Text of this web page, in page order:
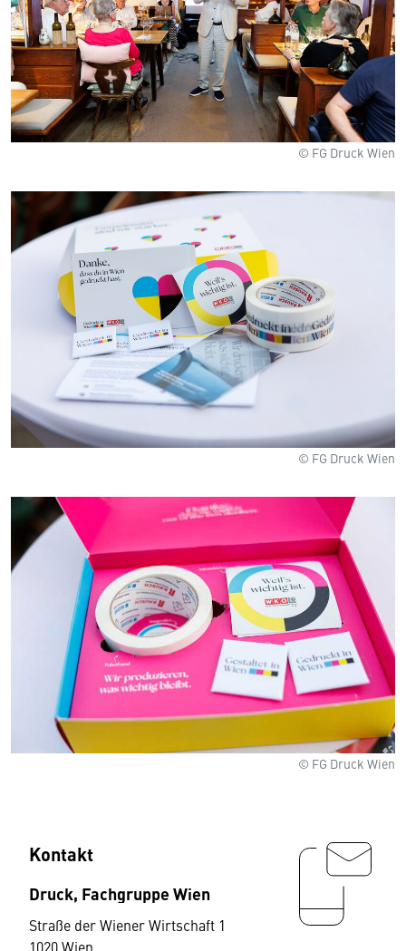
© FG Druck Wien
© FG Druck Wien
© FG Druck Wien
Kontakt
Druck, Fachgruppe Wien
Straße der Wiener Wirtschaft 1
1020 Wien